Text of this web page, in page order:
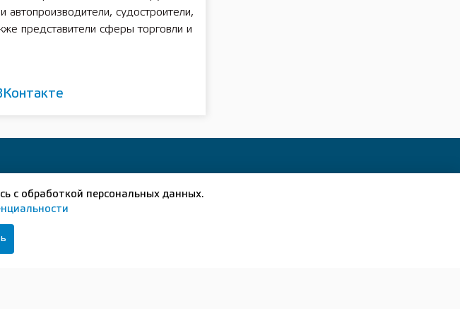
автопроизводители, судостроители,
представители сферы торговли и
с обработкой персональных данных.